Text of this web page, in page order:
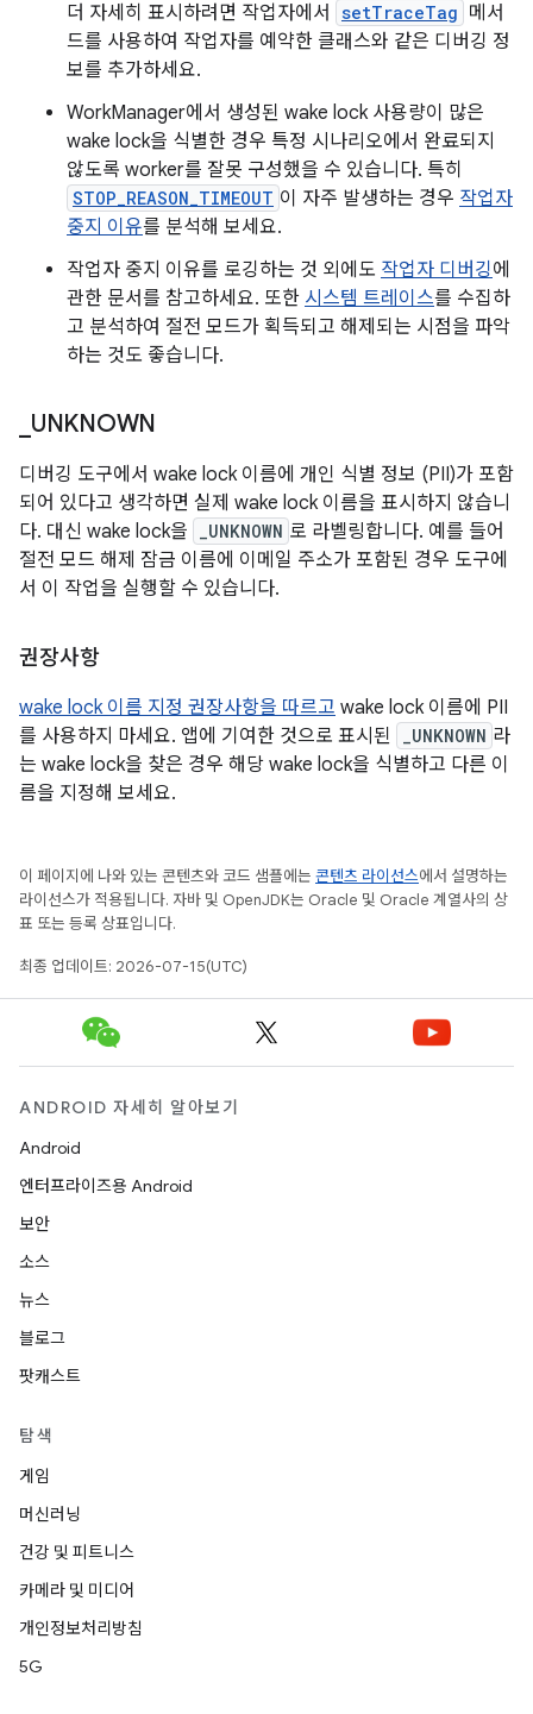
더 자세히 표시하려면 작업자에서
setTraceTag 메서
드를 사용하여 작업자를 예약한 클래스와 같은 디버깅 정
보를 추가하세요.
WorkManager에서 생성된 wake lock 사용량이 많은
wake lock을 식별한 경우 특정 시나리오에서 완료되지
않도록 worker를 잘못 구성했을 수 있습니다. 특히
STOP_REASON_TIMEOUT 이 자주 발생하는 경우 작업자
중지 이유를 분석해 보세요.
작업자 중지 이유를 로깅하는 것 외에도 작업자 디버깅에
관한 문서를 참고하세요. 또한 시스템 트레이스를 수집하
고 분석하여 절전 모드가 획득되고 해제되는 시점을 파악
하는 것도 좋습니다.
UNKNOWN
디버깅 도구에서 wake lock 이름에 개인 식별 정보 (PII)가 포함
되어 있다고 생각하면 실제 wake lock 이름을 표시하지 않습니
다. 대신 wake lock을
_UNKNOWN 로 라벨링합니다. 예를 들어
절전 모드 해제 잠금 이름에 이메일 주소가 포함된 경우 도구에
서 이 작업을 실행할 수 있습니다.
권장사항
wake lock 이름 지정 권장사항을 따르고 wake lock 이름에 PII
를 사용하지 마세요. 앱에 기여한 것으로 표시된
_UNKNOWN 라
는 wake lock을 찾은 경우 해당 wake lock을 식별하고 다른 이
름을 지정해 보세요.
이 페이지에 나와 있는 콘텐츠와 코드 샘플에는 콘텐츠 라이선스에서 설명하는
라이선스가 적용됩니다. 자바 및 OpenJDK는 Oracle 및 Oracle 계열사의 상
표 또는 등록 상표입니다.
최종 업데이트: 2026-07-15(UTC)
ANDROID 자세히 알아보기
Android
엔터프라이즈용 Android
보안
소스
뉴스
블로그
팟캐스트
탐색
게임
머신러닝
건강 및 피트니스
카메라 및 미디어
개인정보처리방침
5G